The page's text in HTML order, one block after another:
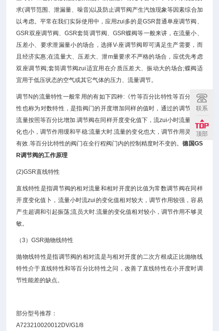
求(调节范围、泄漏量、噪音)以及防止调节阀产生汽蚀现象等因素综合加
以考虑。平常在我们实际使用中，应用zui多的是GSR普通单座调节阀、
GSR双座调节阀、GSR套筒调节阀、GSR蝶阀等一般来讲，在流量小、
压差小、要求泄漏量小的场合，选择V-座调节阀即可满足生产需要，而
且经济实惠;在流量大、压差大、泄m量要求不严格的场合，应优先考虑
双座调节阀;套筒调节阀zui适宜用在介质压差大、振动大的场合;蝶阀适
宜用于低压状态的空气或其它气体的压力、流量调节。
调节N的流量特性一般常用的有如下四种:《竹等百分比特性等百分比特
性也称为对数特性，是指阀门的开度增加同样的值时，通过的调节阀的
流量按照等百分比增加.调节阀在同样开度变化值下，流zui小时流量的变
化也小，调节作用缓和平稳:流量大时.流量的变化也大，调节作用灵敏而
有效.等百分比特性的阀门在全行程阀门内的控制精度时不变的。德国GS
R调节阀的工作原理
(2)GSR直线特性
直线特性是指调节阀的相对流量和相对开度的比值为常数调节阀在同样
开度变化值卜，流量小时流zui的变化值相对较大，调节作用较强，容易
产生超调和引起振荡;流员大时.流量的变化值相对较小，调节作用不够灵
敏。
（3）GSR抛物线特性
抛物线特性是指调节阀的相对流是与相对开度的二次方根成正比抛物线
特性介于直线特性和等百分比特性之问，改善了直线特性在小开度时调
节性能差的缺点。
部分型号推荐：
A723210020012DV/G1/8
联系
顶部